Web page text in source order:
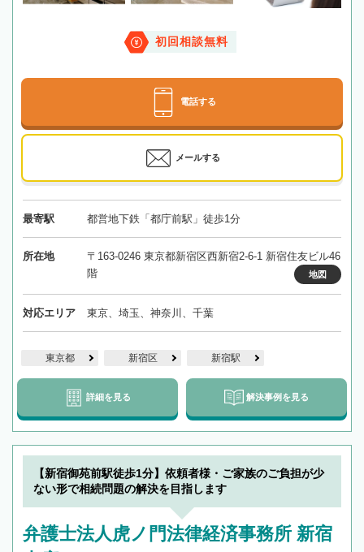
初回相談無料
電話する
メールする
最寄駅 都営地下鉄「都庁前駅」徒歩1分
所在地
〒163-0246 東京都新宿区西新宿2-6-1 新宿住友ビル46
階
地図
対応エリア 東京、埼玉、神奈川、千葉
東京都 新宿区 新宿駅
詳細を見る 解決事例を見る
【新宿御苑前駅徒歩1分】依頼者様・ご家族のご負担が少
ない形で相続問題の解決を目指します
弁護士法人虎ノ門法律経済事務所 新宿